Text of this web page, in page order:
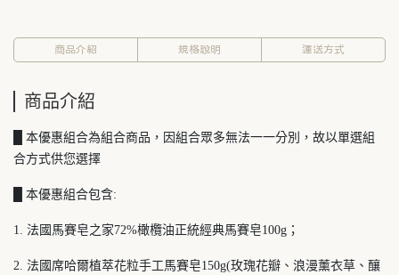
商品介紹 規格說明 運送方式
商品介紹
█ 本優惠組合為組合商品，因組合眾多無法一一分別，故以單選組
合方式供您選擇
█ 本優惠組合包含:
1. 法國馬賽皂之家72%橄欖油正統經典馬賽皂100g；
2. 法國席哈爾植萃花粒手工馬賽皂150g(玫瑰花瓣、浪漫薰衣草、釀